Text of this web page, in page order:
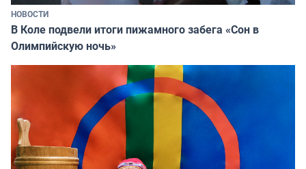
НОВОСТИ
В Коле подвели итоги пижамного забега «Сон в
Олимпийскую ночь»